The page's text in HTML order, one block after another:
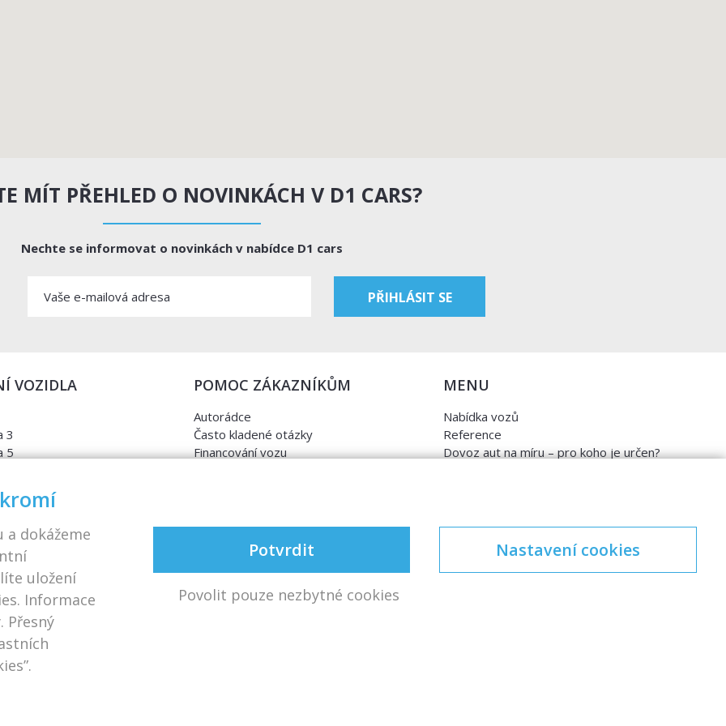
MÍT PŘEHLED O NOVINKÁCH V D1 CARS?
Nechte se informovat o novinkách v nabídce D1 cars
VOZIDLA
3
5
CADDY
Golf
Passat
Sharan
POMOC ZÁKAZNÍKŮM
Autorádce
Často kladené otázky
Financování vozu
VIN kód
Garance kilometrů ve smlouvě
Srovnávací testy aut
MENU
Nabídka vozů
Reference
Dovoz aut na míru – pro koho je určen?
Prodaná auta
Proč D1 CARS?
dokážeme
uložení
Informace
Přesný
Potvrdit Nastavení cookies
Povolit pouze nezbytné cookies